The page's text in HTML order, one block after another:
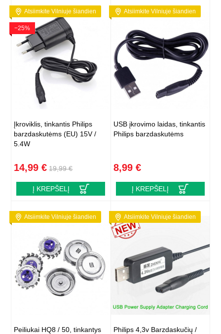
Atsiimkite Vilniuje šiandien
−25%
Įkroviklis, tinkantis Philips
barzdaskutėms (EU) 15V /
5.4W
14,99 € 19,99 €
Į KREPŠELĮ
Atsiimkite Vilniuje šiandien
USB įkrovimo laidas, tinkantis
Philips barzdaskutėms
8,99 €
Į KREPŠELĮ
Atsiimkite Vilniuje šiandien
Peiliukai HQ8 / 50, tinkantys
Atsiimkite Vilniuje šiandien
Philips 4,3v Barzdaskučių /